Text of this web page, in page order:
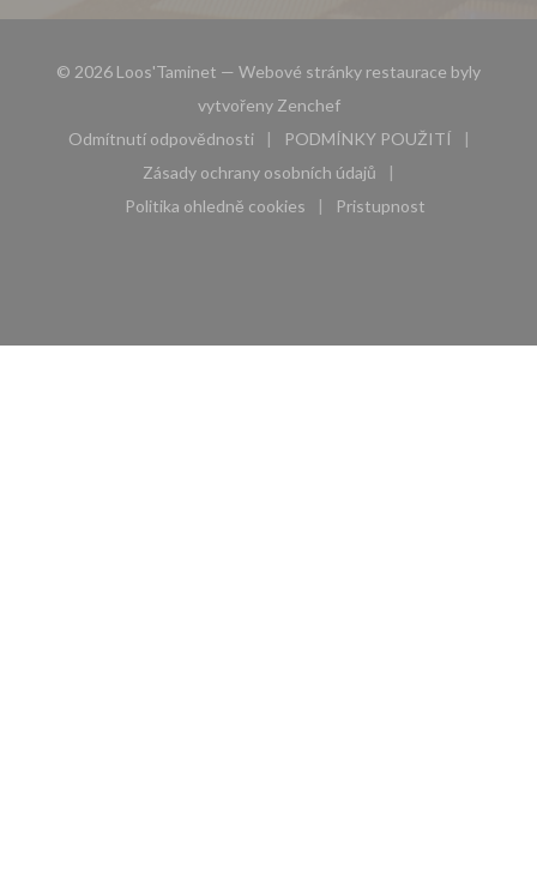
© 2026 Loos'Taminet — Webové stránky restaurace byly
vytvořeny Zenchef((otevře se v novém okně))
Odmítnutí odpovědnosti
((otevře se v novém okně))
PODMÍNKY POUŽITÍ
((otevře se v novém
Zásady ochrany osobních údajů
((otevře se v novém okně))
Politika ohledně cookies
((otevře se v novém okně))
Pristupnost
((otevře se v novém